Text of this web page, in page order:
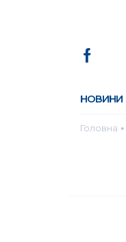
НОВИНИ
Головна ●